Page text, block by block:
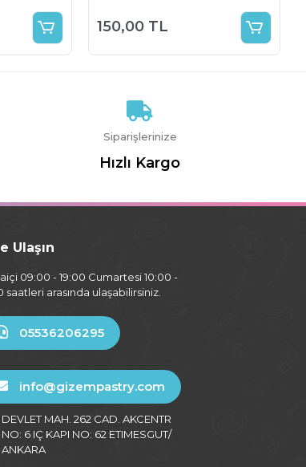
150,00 TL
Siparişlerinize
Hızlı Kargo
Ulaşın
09:00 - 19:00 Cumartesi 10:00 -
saatleri arasında ulaşabilirsiniz.
05536206295
info@gizempastry.com
DEVLET MAH. 262 CAD. AKCENTR
NO: 6 IÇ KAPI NO: 62 ETIMESGUT/
ANKARA